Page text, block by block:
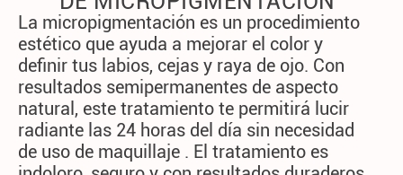
La micropigmentación es un procedimiento
estético que ayuda a mejorar el color y
definir tus labios, cejas y raya de ojo. Con
resultados semipermanentes de aspecto
natural, este tratamiento te permitirá lucir
radiante las 24 horas del día sin necesidad
de uso de maquillaje . El tratamiento es